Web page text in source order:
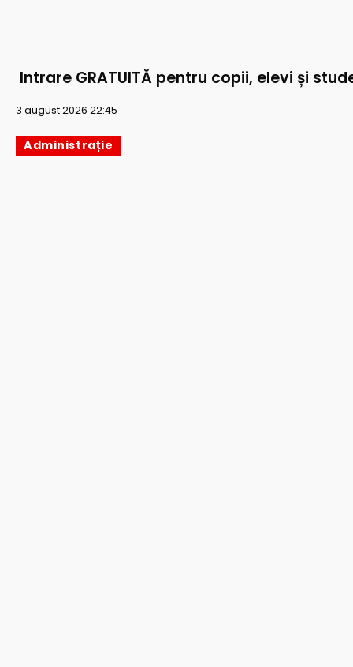
Intrare GRATUITĂ pentru copii, elevi și
3 august 2026 22:45
Administrație